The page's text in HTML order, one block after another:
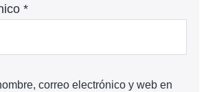
*
correo electrónico y web en